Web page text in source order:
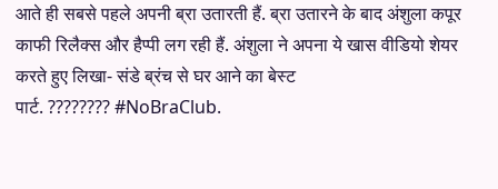
आते ही सबसे पहले अपनी ब्रा उतारती हैं. ब्रा उतारने के बाद अंशुला कपूर
काफी रिलैक्स और हैप्पी लग रही हैं. अंशुला ने अपना ये खास वीडियो शेयर
करते हुए लिखा- संडे ब्रंच से घर आने का बेस्ट
पार्ट. ???????? #NoBraClub.